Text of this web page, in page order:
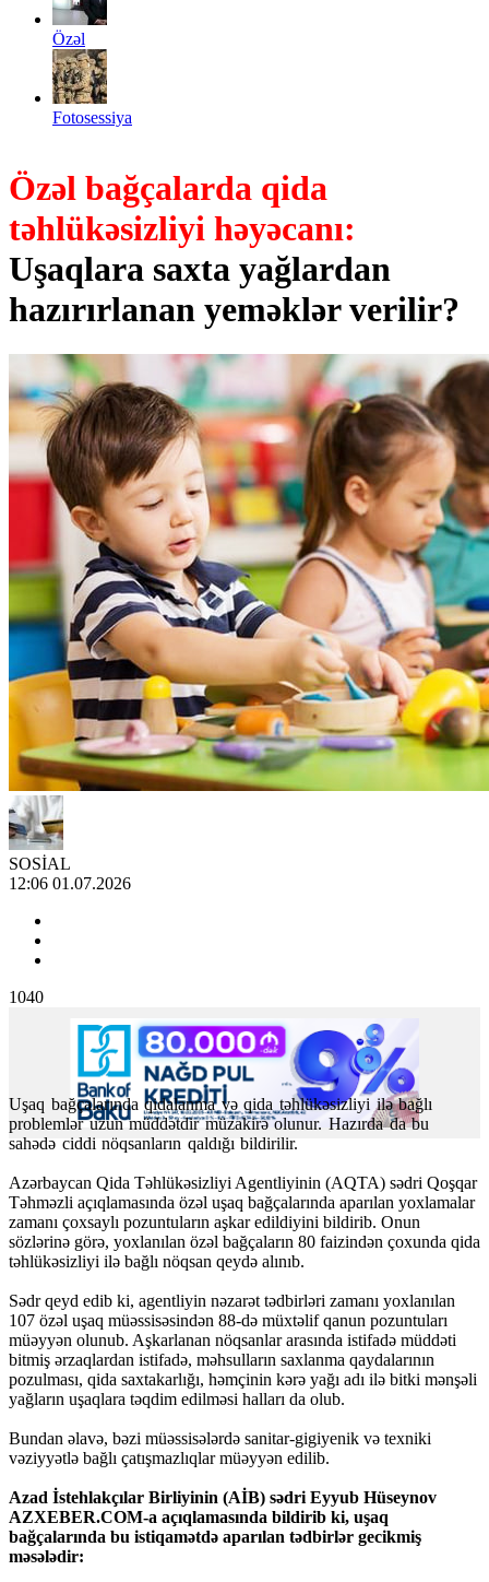
Özəl
Fotosessiya
Özəl bağçalarda qida
təhlükəsizliyi həyəcanı:
Uşaqlara saxta yağlardan
hazırırlanan yeməklər verilir?
SOSİAL
12:06 01.07.2026
1040
Uşaq bağçalarında qidalanma və qida təhlükəsizliyi ilə bağlı
problemlər uzun müddətdir müzakirə olunur. Hazırda da bu
sahədə ciddi nöqsanların qaldığı bildirilir.
Azərbaycan Qida Təhlükəsizliyi Agentliyinin (AQTA) sədri Qoşqar
Təhməzli açıqlamasında özəl uşaq bağçalarında aparılan yoxlamalar
zamanı çoxsaylı pozuntuların aşkar edildiyini bildirib. Onun
sözlərinə görə, yoxlanılan özəl bağçaların 80 faizindən çoxunda qida
təhlükəsizliyi ilə bağlı nöqsan qeydə alınıb.
Sədr qeyd edib ki, agentliyin nəzarət tədbirləri zamanı yoxlanılan
107 özəl uşaq müəssisəsindən 88-də müxtəlif qanun pozuntuları
müəyyən olunub. Aşkarlanan nöqsanlar arasında istifadə müddəti
bitmiş ərzaqlardan istifadə, məhsulların saxlanma qaydalarının
pozulması, qida saxtakarlığı, həmçinin kərə yağı adı ilə bitki mənşəli
yağların uşaqlara təqdim edilməsi halları da olub.
Bundan əlavə, bəzi müəssisələrdə sanitar-gigiyenik və texniki
vəziyyətlə bağlı çatışmazlıqlar müəyyən edilib.
Azad İstehlakçılar Birliyinin (AİB) sədri Eyyub Hüseynov
AZXEBER.COM-a açıqlamasında bildirib ki, uşaq
bağçalarında bu istiqamətdə aparılan tədbirlər gecikmiş
məsələdir: